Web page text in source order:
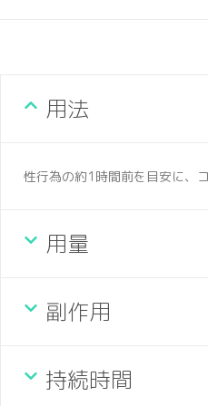
用法
性行為の約1時間前を目安に、
用量
副作用
持続時間